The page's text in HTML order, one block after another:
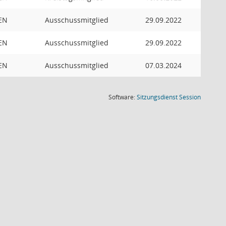
Ausschussmitglied 29.09.2022
Ausschussmitglied 29.09.2022
Ausschussmitglied 07.03.2024
Software:SitzungsdienstSession(Wird in